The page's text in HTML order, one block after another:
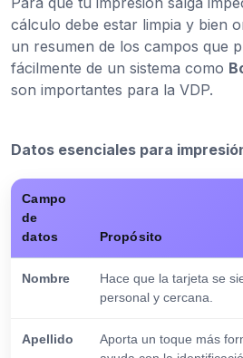
cálculo debe estar limpia y bien
un resumen de los campos que
fácilmente de un sistema como
son importantes para la VDP.
Datos esenciales para
Campo
de
datos
Propósito
Nombre
Hace que la tarjeta se
personal y cercana.
Apellido
Aporta un toque más